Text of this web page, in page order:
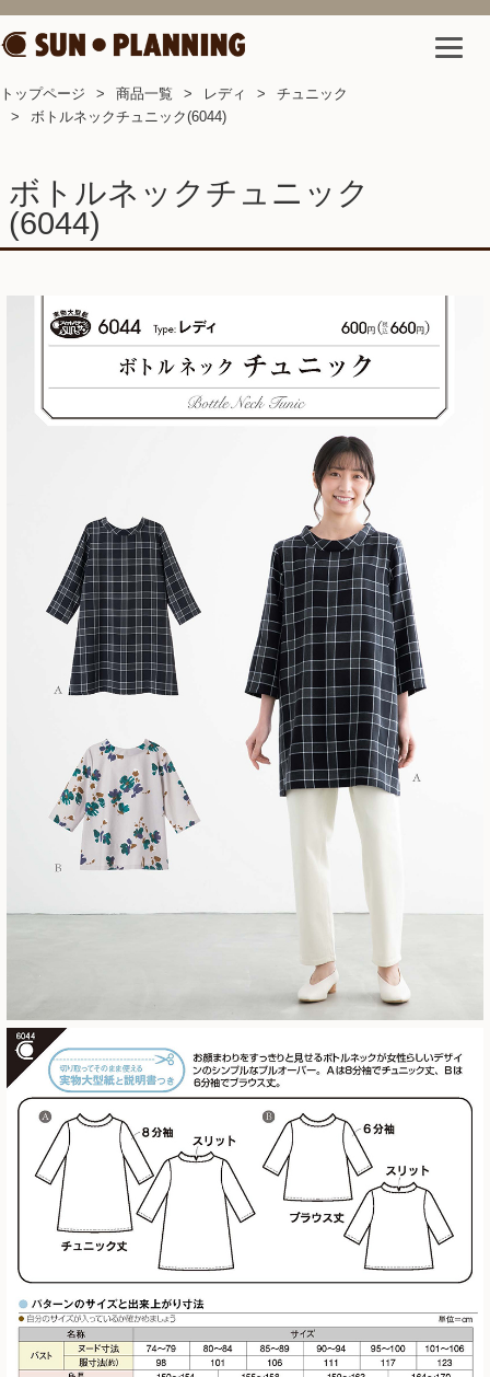
トップページ 商品一覧 レディ
チュニック
ボトルネックチュニック(6044)
ボトルネックチュニック
(6044)